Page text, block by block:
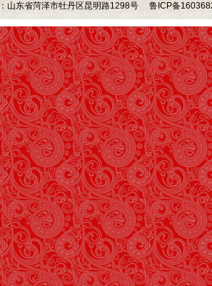
山东省菏泽市牡丹区昆明路1298号 鲁ICP备